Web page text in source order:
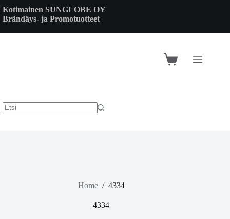
to
content
Kotimainen SUNGLOBE OY
Brändäys- ja Promotuotteet
Shopping
Home / 4334
4334